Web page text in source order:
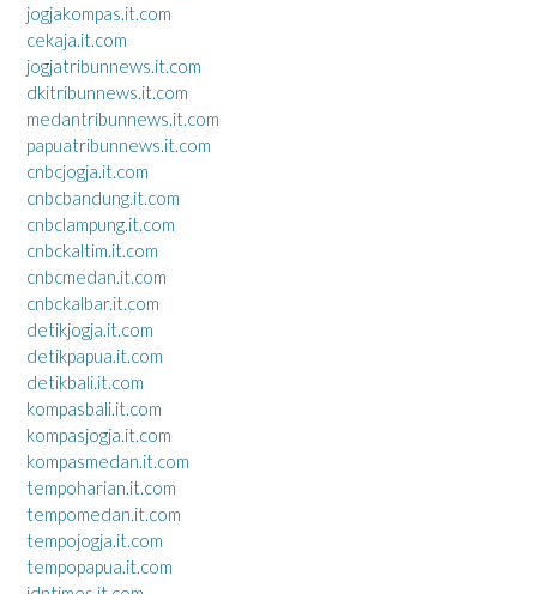
jogjakompas.it.com
cekaja.it.com
jogjatribunnews.it.com
dkitribunnews.it.com
medantribunnews.it.com
papuatribunnews.it.com
cnbcjogja.it.com
cnbcbandung.it.com
cnbclampung.it.com
cnbckaltim.it.com
cnbcmedan.it.com
cnbckalbar.it.com
detikjogja.it.com
detikpapua.it.com
detikbali.it.com
kompasbali.it.com
kompasjogja.it.com
kompasmedan.it.com
tempoharian.it.com
tempomedan.it.com
tempojogja.it.com
tempopapua.it.com